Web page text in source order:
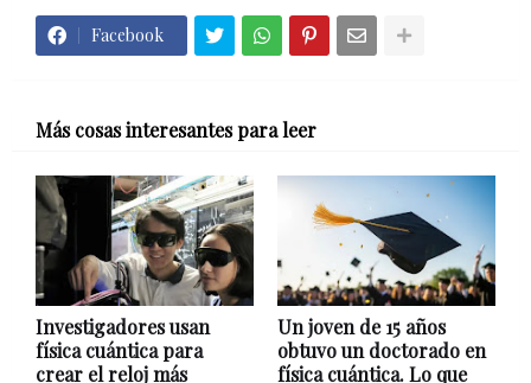
Facebook
Más cosas interesantes para leer
Investigadores usan
física cuántica para
crear el reloj más
Un joven de 15 años
obtuvo un doctorado en
física cuántica. Lo que